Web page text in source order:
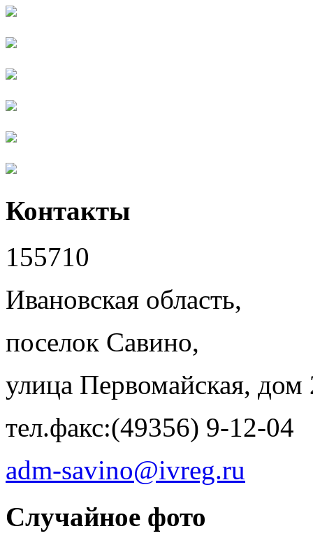
Контакты
155710
Ивановская область,
поселок Савино,
улица Первомайская, дом
тел.факс:(49356) 9-12-04
adm-savino@ivreg.ru
Случайное фото